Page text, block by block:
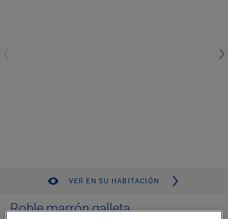
VER EN SU HABITACIÓN
Roble marrón galleta